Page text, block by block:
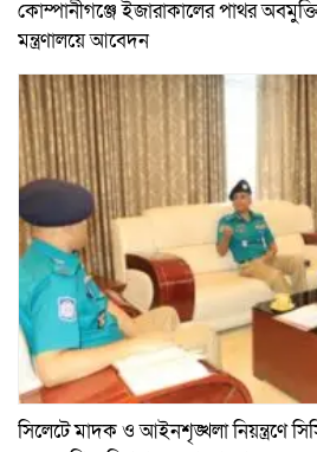
কোম্পানীগঞ্জে ইজারাকালের পাথর
মন্ত্রণালয়ে আবেদন
সিলেটে মাদক ও আইনশৃঙ্খলা নিয়ন্ত্রণে